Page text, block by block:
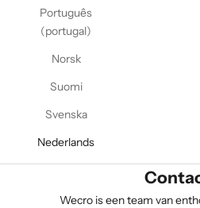
Português
(portugal)
Norsk
Suomi
Svenska
Nederlands
Wecro is een team van